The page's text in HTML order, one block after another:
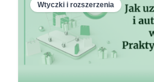
Wtyczki i rozszerzenia